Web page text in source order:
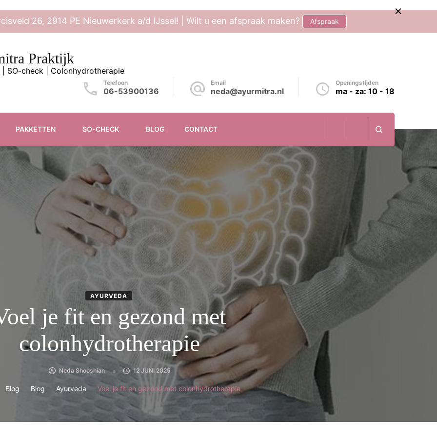
26, 2914 PE Nieuwerkerk a/d IJssel! | Wilt u een afspraak maken? Afspraak
Praktijk
| SO-check | Colonhydrotherapie
Telefoon
06-53900136
Email
neda@ayurmitra.nl
Openingstijden
ma - za: 10 - 18
PAKKETTEN SO-CHECK BLOG CONTACT
AYURVEDA
je fit en gezond met
colonhydrotherapie
Neda Shooshian 12 JUNI 2025
Blog Blog Ayurveda Voel je fit en gezond met colonhydrotherapie